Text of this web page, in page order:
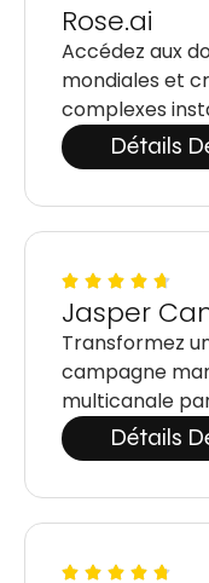
Rose.ai
Accédez aux
mondiales et
complexes
Détails
Jasper
Transformez
campagne
multicanale
Détails